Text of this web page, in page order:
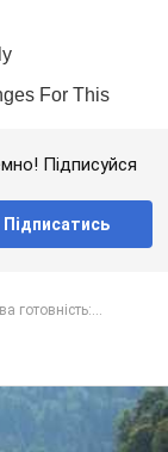
Підписуйся
Підписатись
готовність:...